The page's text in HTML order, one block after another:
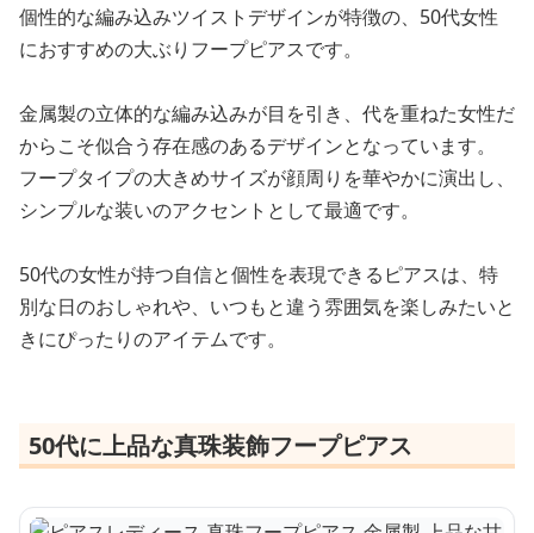
個性的な編み込みツイストデザインが特徴の、50代女性
におすすめの大ぶりフープピアスです。
金属製の立体的な編み込みが目を引き、代を重ねた女性だ
からこそ似合う存在感のあるデザインとなっています。
フープタイプの大きめサイズが顔周りを華やかに演出し、
シンプルな装いのアクセントとして最適です。
50代の女性が持つ自信と個性を表現できるピアスは、特
別な日のおしゃれや、いつもと違う雰囲気を楽しみたいと
きにぴったりのアイテムです。
50代に上品な真珠装飾フープピアス